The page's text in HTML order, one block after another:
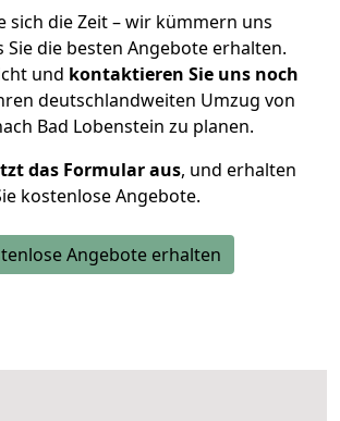
sich die Zeit – wir kümmern uns
Sie die besten Angebote erhalten.
und kontaktieren Sie uns noch
deutschlandweiten Umzug von
Bad Lobenstein zu planen.
das Formular aus, und erhalten
kostenlose Angebote.
Angebote erhalten